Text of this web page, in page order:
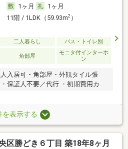
1ヶ月
1ヶ月
11階 / 1LDK（59.93m2）
二人暮らし バス・トイレ別
角部屋
モニタ付インターホ
ン
入居可・角部屋・外観タイル張
保証人不要／代行 ・初期費用カー
を表示する
区勝どき６丁目 築18年8ヶ月